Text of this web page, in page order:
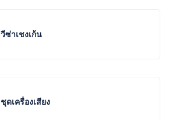
วีซ่าเชงเก้น
ชุดเครื่องเสียง